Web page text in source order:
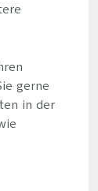
gerne
in der